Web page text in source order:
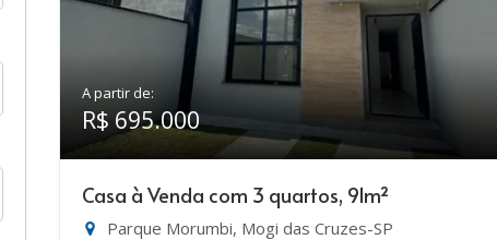
A partir de:
R$ 695.000
Casa à Venda com 3 quartos, 91m²
Parque Morumbi, Mogi das Cruzes-SP